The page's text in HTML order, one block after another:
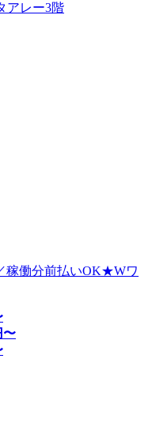
アレー3階
稼働分前払いOK★Wワ
〜